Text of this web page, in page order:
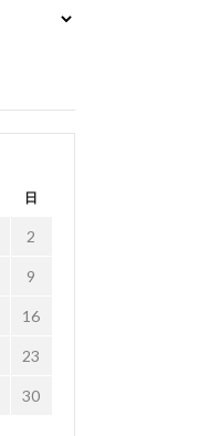
日
2
9
16
23
30